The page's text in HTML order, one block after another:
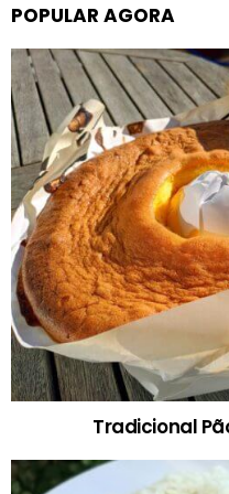
POPULAR AGORA
Tradicional